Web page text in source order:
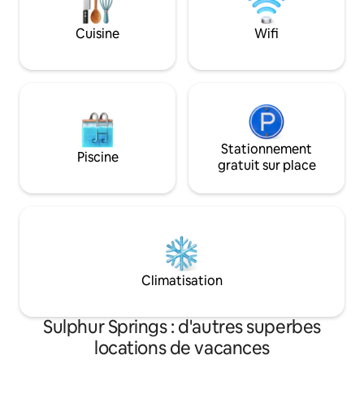
vous balancer sur une gigantesque
balançoire installée dans un arbre de la
plage. Dans la plus ancienne ville du
ici est la plus grande liberté que vous
lamas, des
chevaux, des
Accès à la rivière
Cuisine Wifi
Piscine
Stationnement
gratuit sur place
Climatisation
Sulphur Springs : d'autres superbes
locations de vacances